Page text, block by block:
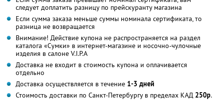
следует доплатить разницу по прейскуранту магазина
Если сумма заказа меньше суммы номинала сертификата, то
разница не возвращается
Внимание! Действие купона не распространяется на раздел
каталога «Сумки» в интернет-магазине и носочно-чулочные
изделия в салоне V.I.P.A
Доставка не входит в стоимость купона и оплачивается
отдельно
Доставка осуществляется в течение 1-3 дней
Стоимость доставки по Санкт-Петербургу в пределах КАД 250р.